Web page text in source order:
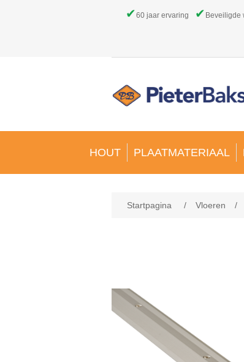
✔60 jaar ervaring ✔ Beveiligde
HOUT PLAATMATERIAAL
Startpagina / Vloeren /